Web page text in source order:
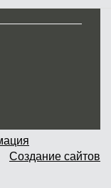
Создание сайтов